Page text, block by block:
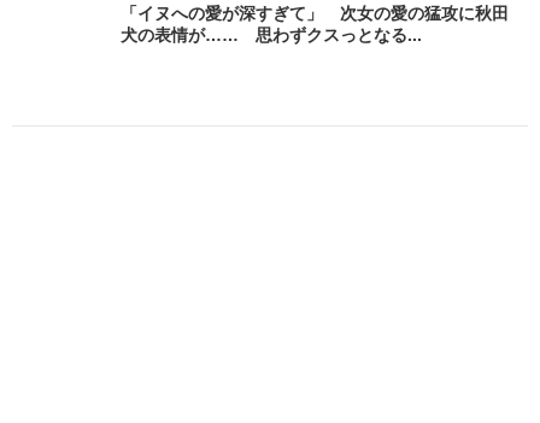
「イヌへの愛が深すぎて」 次女の愛の猛攻に秋田
犬の表情が…… 思わずクスっとなる...